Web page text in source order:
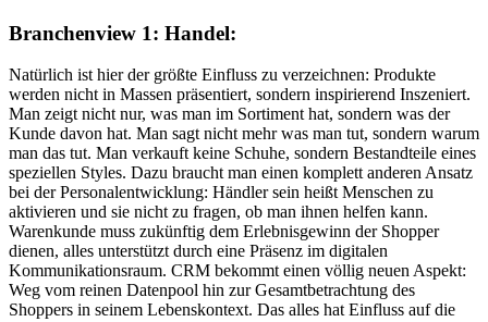
Branchenview 1: Handel:
Natürlich ist hier der größte Einfluss zu verzeichnen: Produkte
werden nicht in Massen präsentiert, sondern inspirierend Inszeniert.
Man zeigt nicht nur, was man im Sortiment hat, sondern was der
Kunde davon hat. Man sagt nicht mehr was man tut, sondern warum
man das tut. Man verkauft keine Schuhe, sondern Bestandteile eines
speziellen Styles. Dazu braucht man einen komplett anderen Ansatz
bei der Personalentwicklung: Händler sein heißt Menschen zu
aktivieren und sie nicht zu fragen, ob man ihnen helfen kann.
Warenkunde muss zukünftig dem Erlebnisgewinn der Shopper
dienen, alles unterstützt durch eine Präsenz im digitalen
Kommunikationsraum. CRM bekommt einen völlig neuen Aspekt:
Weg vom reinen Datenpool hin zur Gesamtbetrachtung des
Shoppers in seinem Lebenskontext. Das alles hat Einfluss auf die